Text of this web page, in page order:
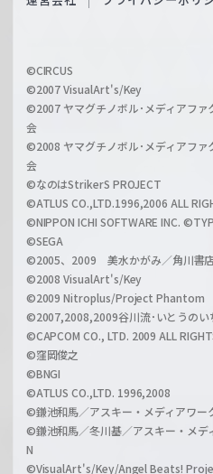
a
r
z
i
l
h
a
n
l
©CIRCUS
©2007 VisualArt's/Key
©2007 ヤマグチノボル･メディアファ
会
©2008 ヤマグチノボル･メディアファ
会
©なのはStrikerS PROJECT
©ATLUS CO.,LTD.1996,2006 ALL
©NIPPON ICHI SOFTWARE INC.
©SEGA
©2005、2009 美水かがみ／角川書
©2008 VisualArt's/Key
©2009 Nitroplus/Project Phantom
©2007,2008,2009谷川流･いとうのい
©CAPCOM CO., LTD. 2009 ALL
©窪岡俊之
©BNGI
©ATLUS CO.,LTD. 1996,2008
©鎌池和馬／アスキー・メディアワー
©鎌池和馬／冬川基／アスキー・メデ
N
©VisualArt's/Key/Angel Beats!